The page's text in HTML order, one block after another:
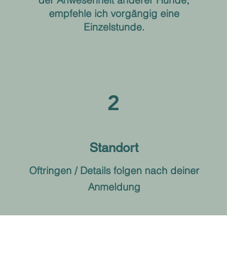
empfehle ich vorgängig eine
Einzelstunde.
2
Standort
Oftringen / Details folgen nach deiner
Anmeldung